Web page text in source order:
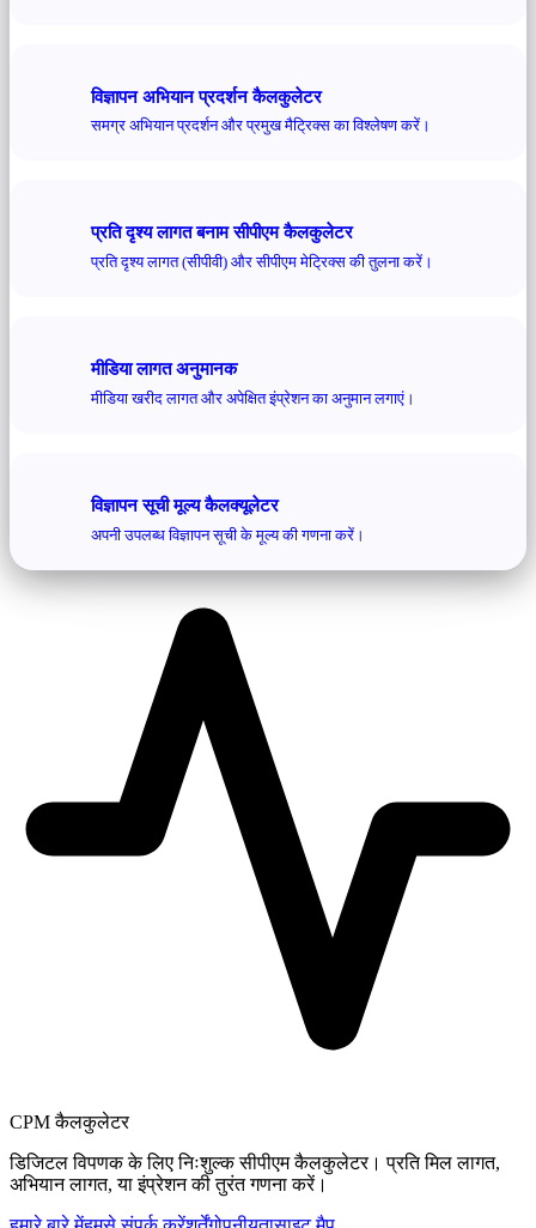
विज्ञापन अभियान प्रदर्शन कैलकुलेटर
समग्र अभियान प्रदर्शन और प्रमुख मैट्रिक्स का विश्लेषण करें।
प्रति दृश्य लागत बनाम सीपीएम कैलकुलेटर
प्रति दृश्य लागत (सीपीवी) और सीपीएम मेट्रिक्स की तुलना करें।
मीडिया लागत अनुमानक
मीडिया खरीद लागत और अपेक्षित इंप्रेशन का अनुमान लगाएं।
विज्ञापन सूची मूल्य कैलक्यूलेटर
अपनी उपलब्ध विज्ञापन सूची के मूल्य की गणना करें।
CPM कैलकुलेटर
डिजिटल विपणक के लिए निःशुल्क सीपीएम कैलकुलेटर। प्रति मिल लागत,
अभियान लागत, या इंप्रेशन की तुरंत गणना करें।